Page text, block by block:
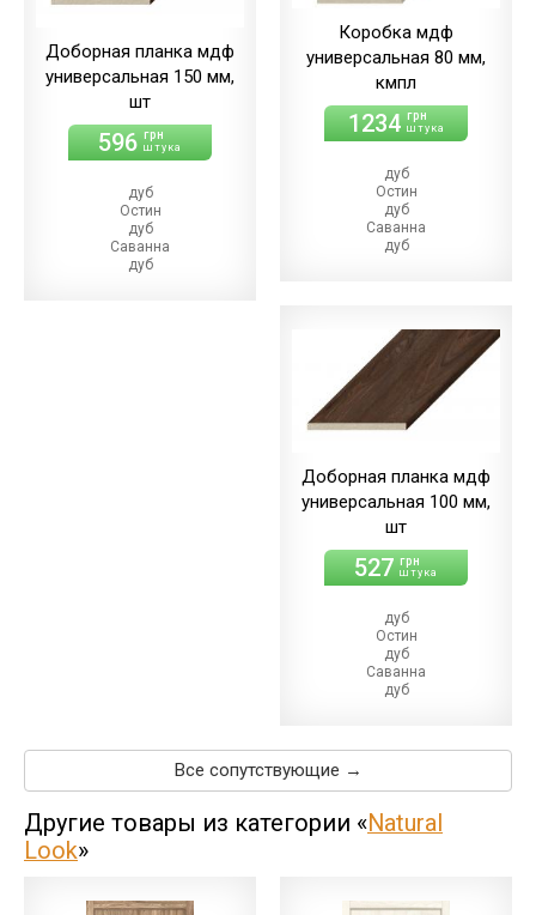
Доборная планка мдф
универсальная 150 мм,
шт
596 грн
штука
дуб
Остин
дуб
Саванна
дуб
Коробка мдф
универсальная 80 мм,
кмпл
1234 грн
штука
дуб
Остин
дуб
Саванна
дуб
Такома
Доборная планка мдф
универсальная 100 мм,
шт
527 грн
штука
дуб
Остин
дуб
Саванна
дуб
Все сопутствующие →
Другие товары из категории «Natural
Look»